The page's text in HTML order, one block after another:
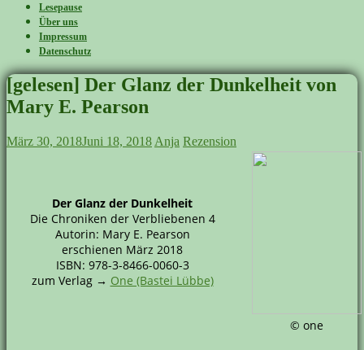
Lesepause
Über uns
Impressum
Datenschutz
[gelesen] Der Glanz der Dunkelheit von
Mary E. Pearson
März 30, 2018Juni 18, 2018 Anja Rezension
Der Glanz der Dunkelheit
Die Chroniken der Verbliebenen 4
Autorin: Mary E. Pearson
erschienen März 2018
ISBN: 978-3-8466-0060-3
zum Verlag → One (Bastei Lübbe)
© one